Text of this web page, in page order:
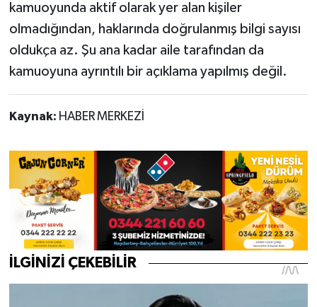
kamuoyunda aktif olarak yer alan kişiler
olmadığından, haklarında doğrulanmış bilgi sayısı
oldukça az. Şu ana kadar aile tarafından da
kamuoyuna ayrıntılı bir açıklama yapılmış değil.
Kaynak: HABER MERKEZİ